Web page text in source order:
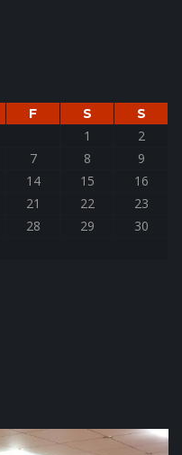
F S S
1
2
7 8
9
14 15
16
21 22
23
28 29
30